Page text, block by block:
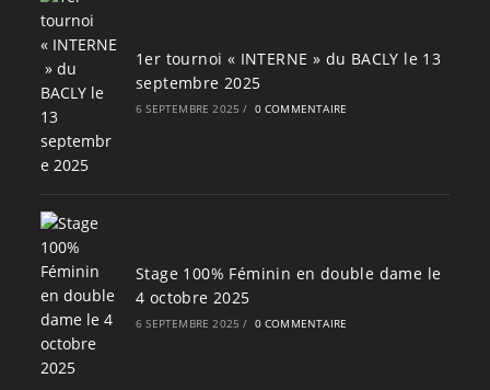
1er tournoi « INTERNE » du BACLY le 13
septembre 2025
6 SEPTEMBRE 2025 / 0 COMMENTAIRE
Stage 100% Féminin en double dame le
4 octobre 2025
6 SEPTEMBRE 2025 / 0 COMMENTAIRE